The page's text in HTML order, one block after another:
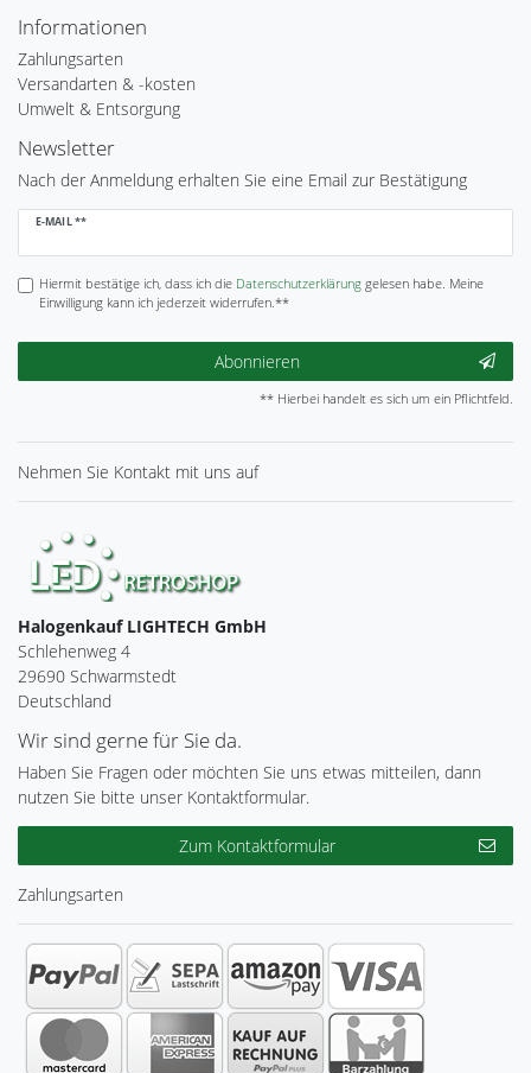
Informationen
Zahlungsarten
Versandarten & -kosten
Umwelt & Entsorgung
Newsletter
Nach der Anmeldung erhalten Sie eine Email zur Bestätigung
E-MAIL **
Newsletter
Hiermit bestätige ich, dass ich die Daten­schutz­erklärunggelesen habe. Meine
Einwilligung kann ich jederzeit widerrufen.**
Abonnieren
** Hierbei handelt es sich um ein Pflichtfeld.
Nehmen Sie Kontakt mit uns auf
Halogenkauf LIGHTECH GmbH
Schlehenweg 4
29690 Schwarmstedt
Deutschland
Wir sind gerne für Sie da.
Haben Sie Fragen oder möchten Sie uns etwas mitteilen, dann
nutzen Sie bitte unser Kontaktformular.
Zum Kontaktformular
Zahlungsarten